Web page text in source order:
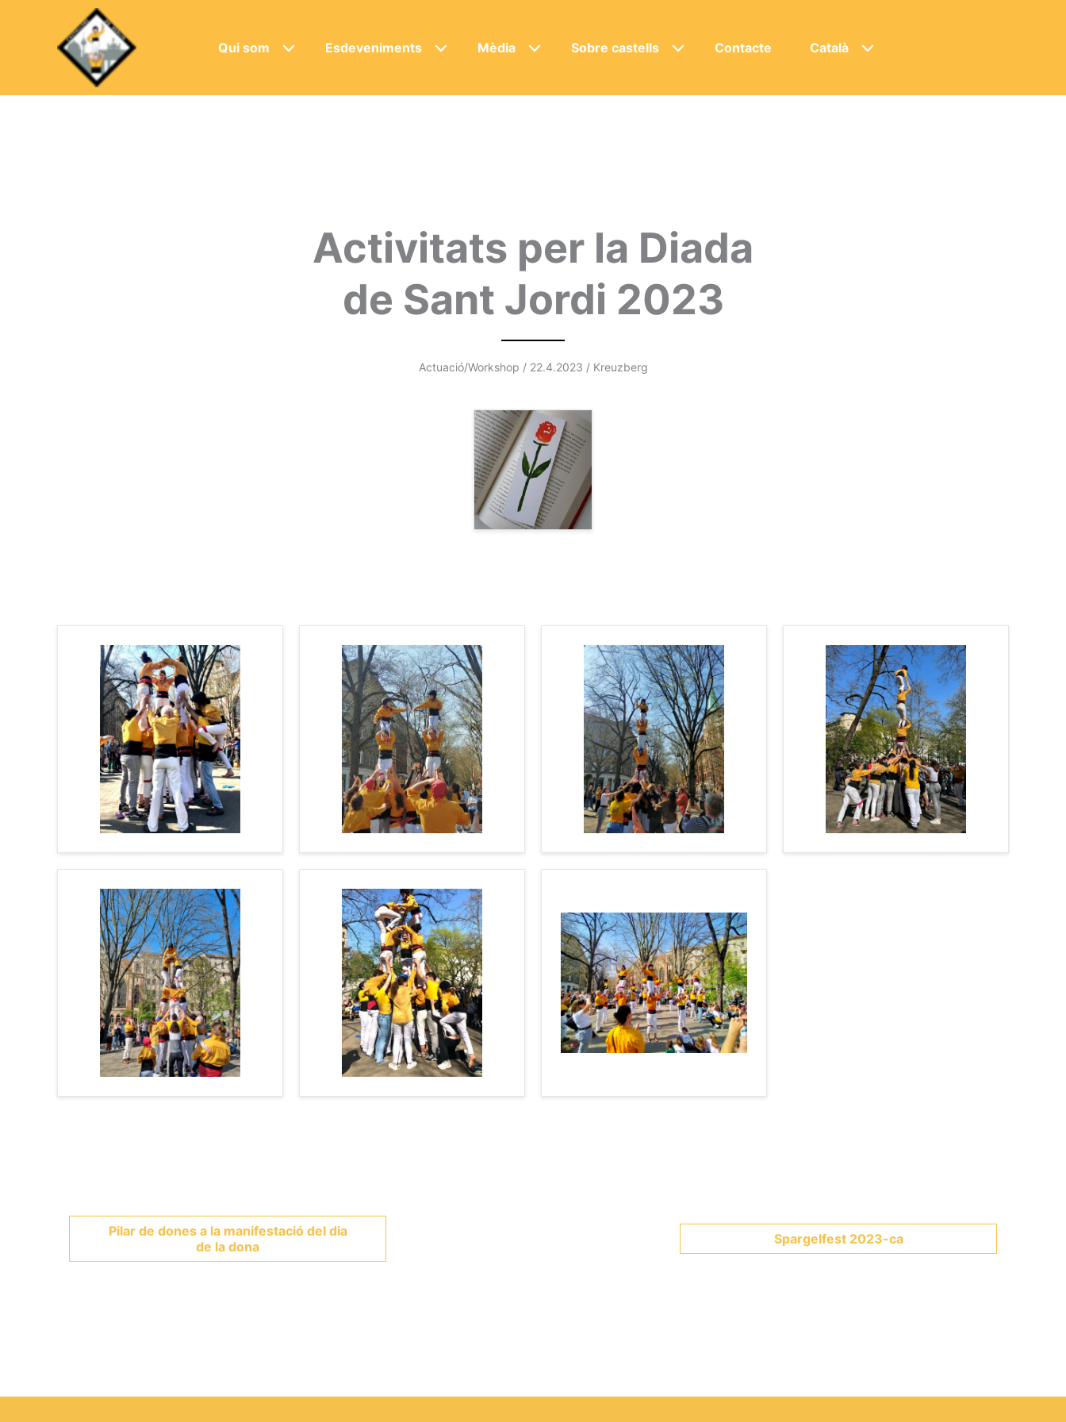
Qui som Esdeveniments Mèdia Sobre castells Contacte Català
Activitats per la Diada
de Sant Jordi 2023
Actuació/Workshop / 22.4.2023 / Kreuzberg
Pilar de dones a la manifestació del dia
de la dona
Spargelfest 2023-ca